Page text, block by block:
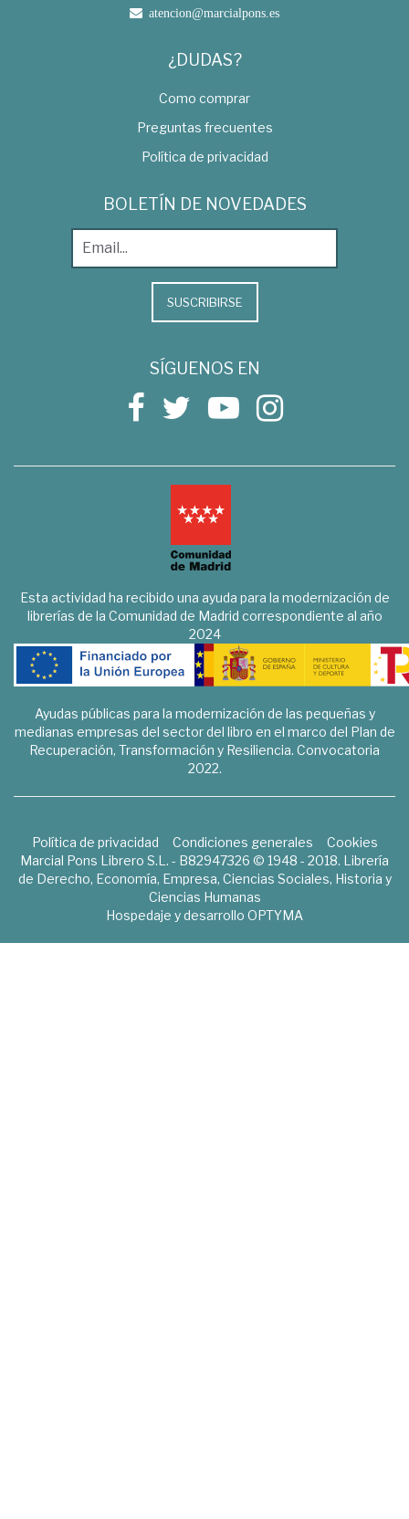
atencion@marcialpons.es
¿DUDAS?
Como comprar
Preguntas frecuentes
Política de privacidad
BOLETÍN DE NOVEDADES
SUSCRIBIRSE
SÍGUENOS EN
Esta actividad ha recibido una ayuda para la modernización de
librerías de la Comunidad de Madrid correspondiente al año
2024
Ayudas públicas para la modernización de las pequeñas y
medianas empresas del sector del libro en el marco del Plan de
Recuperación, Transformación y Resiliencia. Convocatoria
2022.
Política de privacidad Condiciones generales
Cookies
Marcial Pons Librero S.L. - B82947326 © 1948 - 2018. Librería
de Derecho, Economía, Empresa, Ciencias Sociales, Historia y
Ciencias Humanas
Hospedaje y desarrollo OPTYMA